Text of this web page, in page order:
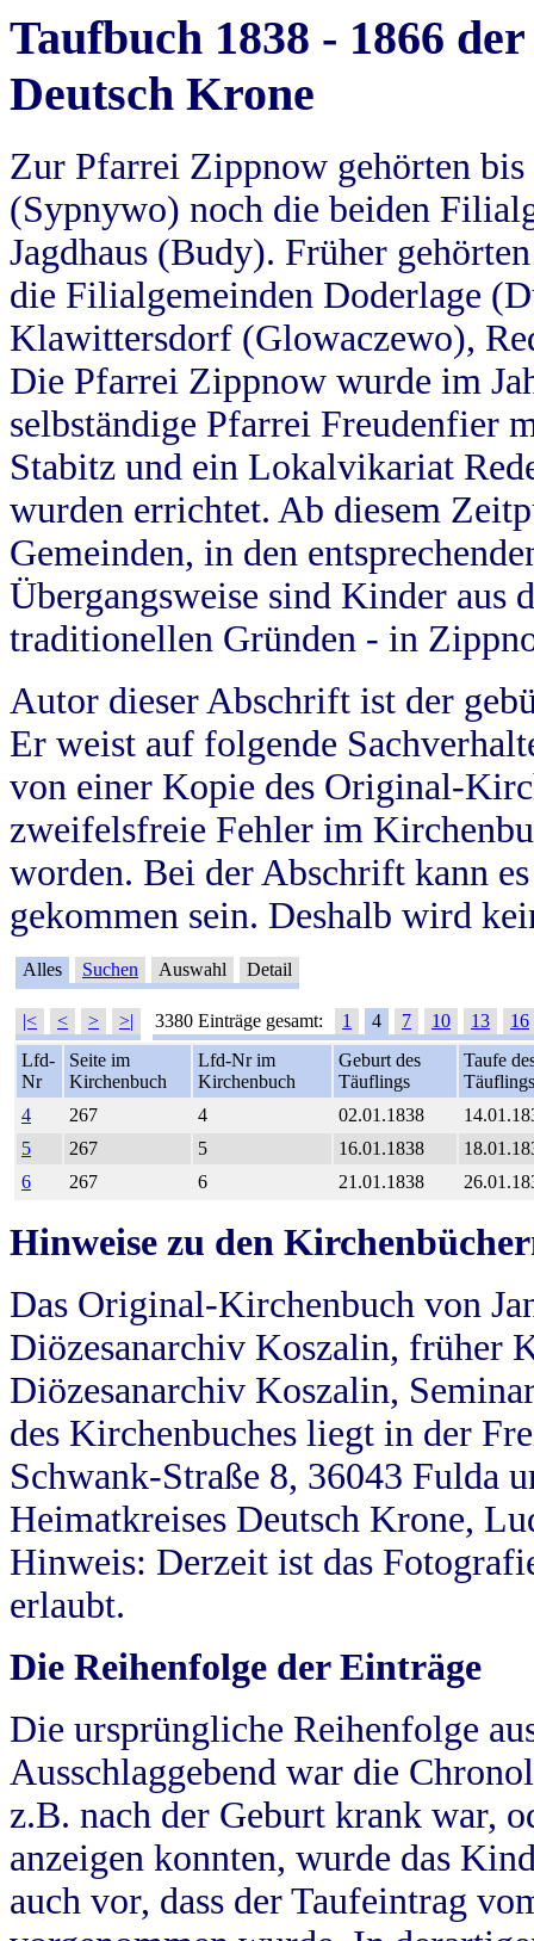
Taufbuch 1838 - 1866
Deutsch Krone
Zur Pfarrei Zippnow gehörten
(Sypnywo) noch die beiden
Jagdhaus (Budy). Früher
die Filialgemeinden Doderlage
Klawittersdorf (Glowaczewo),
Die Pfarrei Zippnow wurde im
selbständige Pfarrei Freudenfier
Stabitz und ein Lokalvikariat
wurden errichtet. Ab diesem
Gemeinden, in den
Übergangsweise sind Kinder aus
traditionellen Gründen - in
Autor dieser Abschrift ist der
Er weist auf folgende
von einer Kopie des Original-
zweifelsfreie Fehler im
worden. Bei der Abschrift kann
gekommen sein. Deshalb wird
Alles Suchen Auswahl Detail
|< < > >| 3380 Einträge gesamt: 1 4 7 10 13
16
Lfd-
Nr
Seite im
Kirchenbuch
Lfd-Nr im
Kirchenbuch
Geburt des
Täuflings
Taufe
Täuflings
4
267 4 02.01.1838
5
267 5 16.01.1838
6
267 6 21.01.1838
Hinweise zu den
Das Original-Kirchenbuch von
Diözesanarchiv Koszalin, früher
Diözesanarchiv Koszalin,
des Kirchenbuches liegt in der
Schwank-Straße 8, 36043 Fulda
Heimatkreises Deutsch Krone,
Hinweis: Derzeit ist das
erlaubt.
Die Reihenfolge der Einträge
Die ursprüngliche Reihenfolge
Ausschlaggebend war die
z.B. nach der Geburt krank war,
anzeigen konnten, wurde das
auch vor, dass der Taufeintrag